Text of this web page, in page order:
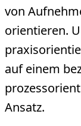
von
orientieren.
auf einem
Ansatz.